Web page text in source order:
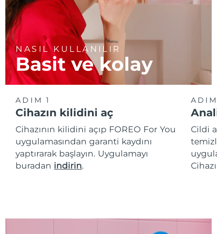
NASIL KULLANILIR
Basit ve kolay
ADIM 1
Cihazın kilidini aç
Cihazının kilidini açıp FOREO For You
uygulamasından garanti kaydını
yaptırarak başlayın. Uygulamayı
buradan indirin.
Cildi